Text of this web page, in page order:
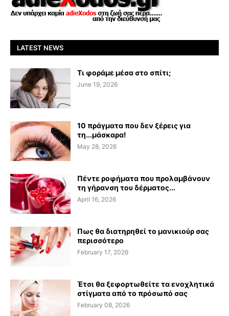
LATEST NEWS
Τι φοράμε μέσα στο σπίτι;
June 19, 2026
10 πράγματα που δεν ξέρεις για
τη...μάσκαρα!
May 28, 2026
Πέντε ροφήματα που προλαμβάνουν
τη γήρανση του δέρματος...
April 16, 2026
Πως θα διατηρηθεί το μανικιούρ σας
περισσότερο
February 17, 2026
Έτσι θα ξεφορτωθείτε τα ενοχλητικά
στίγματα από το πρόσωπό σας
February 08, 2026